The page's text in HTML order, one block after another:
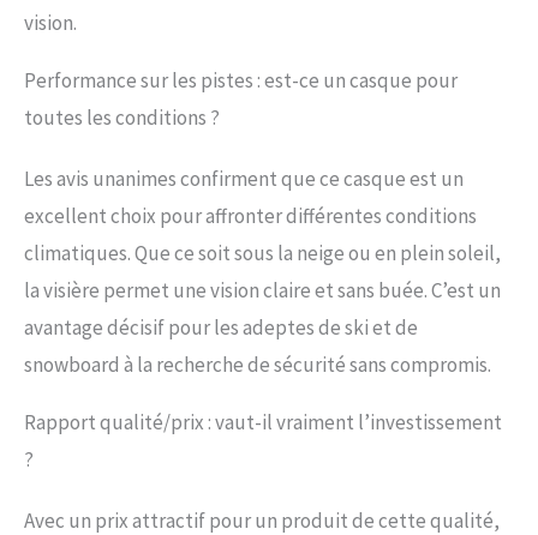
vision.
Performance sur les pistes : est-ce un casque pour
toutes les conditions ?
Les avis unanimes confirment que ce casque est un
excellent choix pour affronter différentes conditions
climatiques. Que ce soit sous la neige ou en plein soleil,
la visière permet une vision claire et sans buée. C’est un
avantage décisif pour les adeptes de ski et de
snowboard à la recherche de sécurité sans compromis.
Rapport qualité/prix : vaut-il vraiment l’investissement
?
Avec un prix attractif pour un produit de cette qualité,